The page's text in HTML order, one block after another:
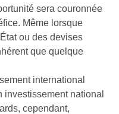
sera couronnée
Même lorsque
ou des devises
que quelque
international
investissement national
cependant,